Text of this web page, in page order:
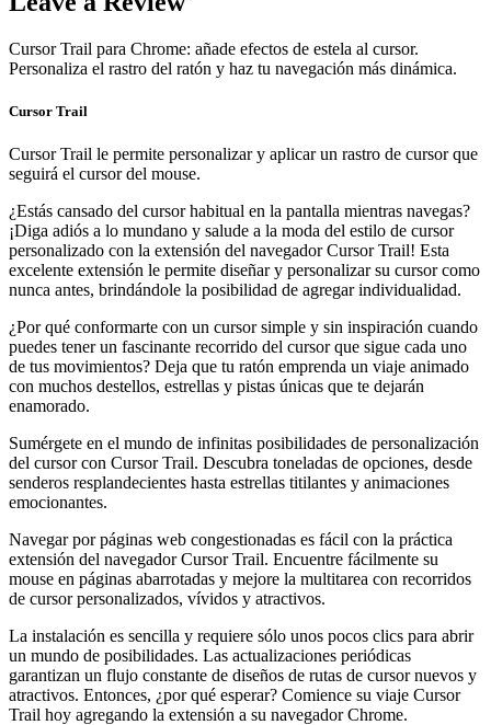
Cursor Trail para Chrome: añade efectos de estela al cursor.
Personaliza el rastro del ratón y haz tu navegación más dinámica.
Cursor Trail
Cursor Trail le permite personalizar y aplicar un rastro de cursor que
seguirá el cursor del mouse.
¿Estás cansado del cursor habitual en la pantalla mientras navegas?
¡Diga adiós a lo mundano y salude a la moda del estilo de cursor
personalizado con la extensión del navegador Cursor Trail! Esta
excelente extensión le permite diseñar y personalizar su cursor como
nunca antes, brindándole la posibilidad de agregar individualidad.
¿Por qué conformarte con un cursor simple y sin inspiración cuando
puedes tener un fascinante recorrido del cursor que sigue cada uno
de tus movimientos? Deja que tu ratón emprenda un viaje animado
con muchos destellos, estrellas y pistas únicas que te dejarán
enamorado.
Sumérgete en el mundo de infinitas posibilidades de personalización
del cursor con Cursor Trail. Descubra toneladas de opciones, desde
senderos resplandecientes hasta estrellas titilantes y animaciones
emocionantes.
Navegar por páginas web congestionadas es fácil con la práctica
extensión del navegador Cursor Trail. Encuentre fácilmente su
mouse en páginas abarrotadas y mejore la multitarea con recorridos
de cursor personalizados, vívidos y atractivos.
La instalación es sencilla y requiere sólo unos pocos clics para abrir
un mundo de posibilidades. Las actualizaciones periódicas
garantizan un flujo constante de diseños de rutas de cursor nuevos y
atractivos. Entonces, ¿por qué esperar? Comience su viaje Cursor
Trail hoy agregando la extensión a su navegador Chrome.